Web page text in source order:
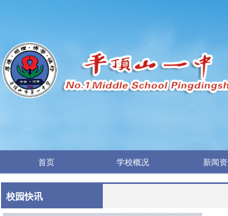
首页
首页
学校概况
学校概况
新闻
新闻
校园快讯